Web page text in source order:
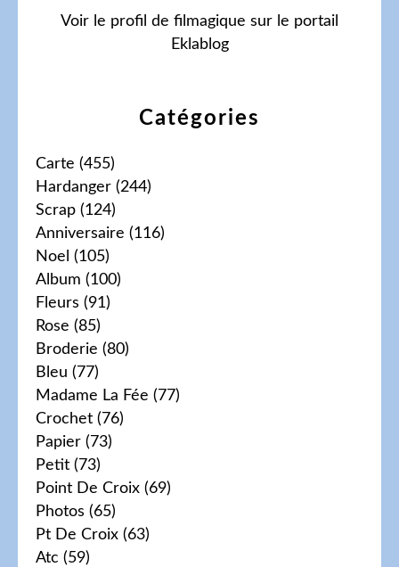
Catégories
Carte (455)
Hardanger (244)
Scrap (124)
Anniversaire (116)
Noel (105)
Album (100)
Fleurs (91)
Rose (85)
Broderie (80)
Bleu (77)
Madame La Fée (77)
Crochet (76)
Papier (73)
Petit (73)
Point De Croix (69)
Photos (65)
Pt De Croix (63)
Atc (59)
Voir le profil de filmagique sur le portail
Eklablog